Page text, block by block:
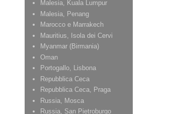
Malesia, Kuala Lumpur
Malesia, Penang
Marocco e Marrakech
Mauritius, Isola dei Cervi
Myanmar (Birmania)
Oman
Portogallo, Lisbona
Repubblica Ceca
Repubblica Ceca, Praga
Russia, Mosca
Russia, San Pietroburgo